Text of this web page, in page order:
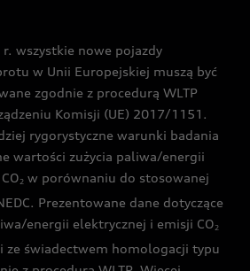
wszystkie nowe pojazdy
w Unii Europejskiej muszą być
zgodnie z procedurą WLTP
Komisji (UE) 2017/1151.
rygorystyczne warunki badania
wartości zużycia paliwa/energii
2 w porównaniu do stosowanej
Prezentowane dane dotyczące
energii elektrycznej i emisji CO2
ze świadectwem homologacji typu